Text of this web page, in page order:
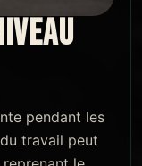
pendant les
travail peut